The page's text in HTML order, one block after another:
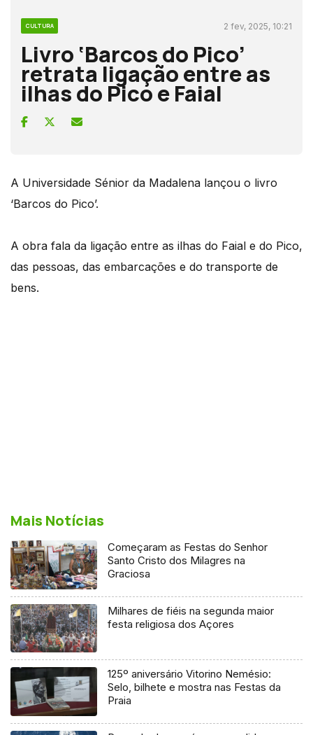
CULTURA 2 fev, 2025, 10:21
Livro ‘Barcos do Pico’
retrata ligação entre as
ilhas do Pico e Faial
A Universidade Sénior da Madalena lançou o livro
‘Barcos do Pico’.
A obra fala da ligação entre as ilhas do Faial e do Pico,
das pessoas, das embarcações e do transporte de
bens.
Mais Notícias
Começaram as Festas do Senhor
Santo Cristo dos Milagres na
Graciosa
Milhares de fiéis na segunda maior
festa religiosa dos Açores
125º aniversário Vitorino Nemésio:
Selo, bilhete e mostra nas Festas da
Praia